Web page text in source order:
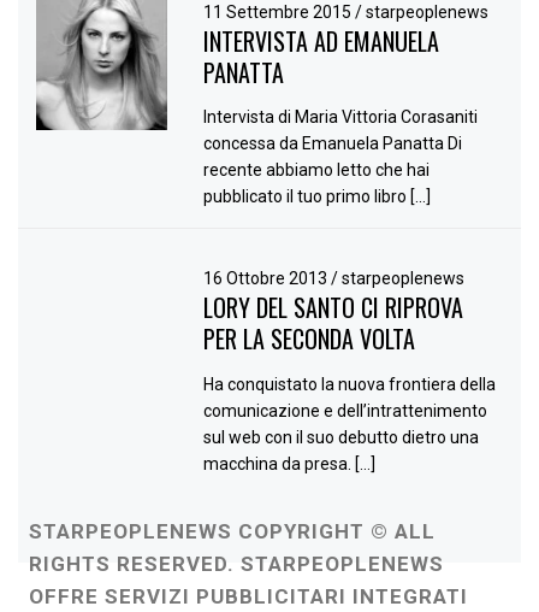
11 Settembre 2015/ starpeoplenews
INTERVISTA AD EMANUELA
PANATTA
Intervista di Maria Vittoria Corasaniti
concessa da Emanuela Panatta Di
recente abbiamo letto che hai
pubblicato il tuo primo libro […]
16 Ottobre 2013/ starpeoplenews
LORY DEL SANTO CI RIPROVA
PER LA SECONDA VOLTA
Ha conquistato la nuova frontiera della
comunicazione e dell’intrattenimento
sul web con il suo debutto dietro una
macchina da presa. […]
STARPEOPLENEWS COPYRIGHT © ALL
RIGHTS RESERVED. STARPEOPLENEWS
OFFRE SERVIZI PUBBLICITARI INTEGRATI